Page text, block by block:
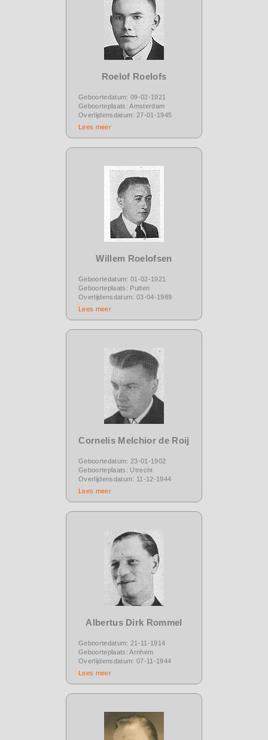
Roelof Roelofs
Geboortedatum: 09-02-1921
Geboorteplaats: Amsterdam
Overlijdensdatum: 27-01-1945
Lees meer
Willem Roelofsen
Geboortedatum: 01-02-1921
Geboorteplaats: Putten
Overlijdensdatum: 03-04-1989
Lees meer
Cornelis Melchior de Roij
Geboortedatum: 23-01-1902
Geboorteplaats: Utrecht
Overlijdensdatum: 11-12-1944
Lees meer
Albertus Dirk Rommel
Geboortedatum: 21-11-1914
Geboorteplaats: Arnhem
Overlijdensdatum: 07-11-1944
Lees meer